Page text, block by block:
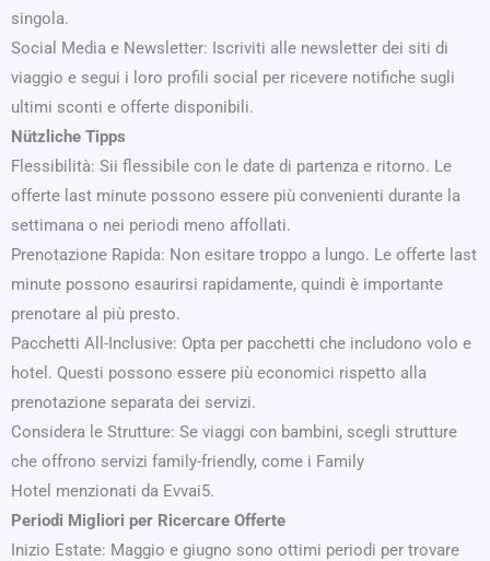
singola.
Social Media e Newsletter: Iscriviti alle newsletter dei siti di
viaggio e segui i loro profili social per ricevere notifiche sugli
ultimi sconti e offerte disponibili.
Nützliche Tipps
Flessibilità: Sii flessibile con le date di partenza e ritorno. Le
offerte last minute possono essere più convenienti durante la
settimana o nei periodi meno affollati.
Prenotazione Rapida: Non esitare troppo a lungo. Le offerte last
minute possono esaurirsi rapidamente, quindi è importante
prenotare al più presto.
Pacchetti All-Inclusive: Opta per pacchetti che includono volo e
hotel. Questi possono essere più economici rispetto alla
prenotazione separata dei servizi.
Considera le Strutture: Se viaggi con bambini, scegli strutture
che offrono servizi family-friendly, come i Family
Hotel menzionati da Evvai5.
Periodi Migliori per Ricercare Offerte
Inizio Estate: Maggio e giugno sono ottimi periodi per trovare